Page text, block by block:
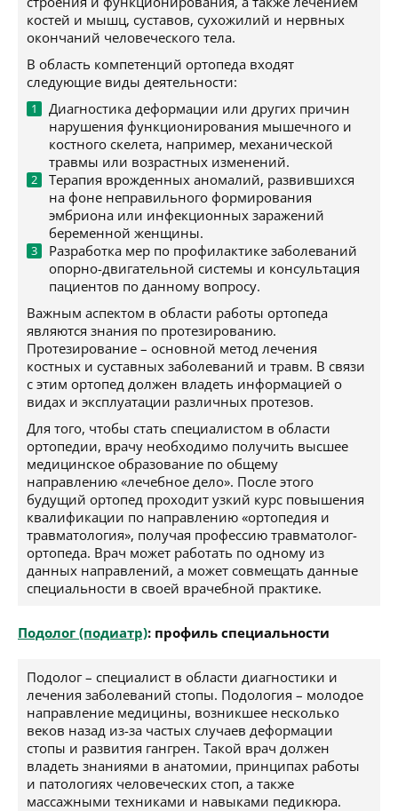
костей и мышц, суставов, сухожилий и нервных
окончаний человеческого тела.
В область компетенций ортопеда входят
следующие виды деятельности:
Диагностика деформации или других причин
нарушения функционирования мышечного и
костного скелета, например, механической
травмы или возрастных изменений.
Терапия врожденных аномалий, развившихся
на фоне неправильного формирования
эмбриона или инфекционных заражений
беременной женщины.
Разработка мер по профилактике заболеваний
опорно-двигательной системы и консультация
пациентов по данному вопросу.
Важным аспектом в области работы ортопеда
являются знания по протезированию.
Протезирование – основной метод лечения
костных и суставных заболеваний и травм. В связи
с этим ортопед должен владеть информацией о
видах и эксплуатации различных протезов.
Для того, чтобы стать специалистом в области
ортопедии, врачу необходимо получить высшее
медицинское образование по общему
направлению «лечебное дело». После этого
будущий ортопед проходит узкий курс повышения
квалификации по направлению «ортопедия и
травматология», получая профессию травматолог-
ортопеда. Врач может работать по одному из
данных направлений, а может совмещать данные
специальности в своей врачебной практике.
Подолог (подиатр): профиль специальности
Подолог – специалист в области диагностики и
лечения заболеваний стопы. Подология – молодое
направление медицины, возникшее несколько
веков назад из-за частых случаев деформации
стопы и развития гангрен. Такой врач должен
владеть знаниями в анатомии, принципах работы
и патологиях человеческих стоп, а также
массажными техниками и навыками педикюра.